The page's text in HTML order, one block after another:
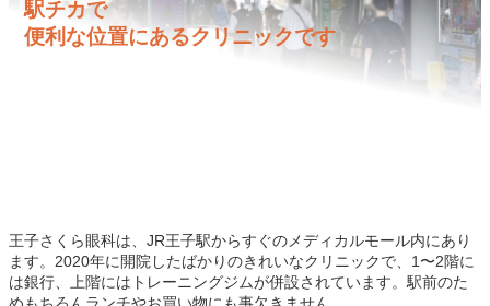
駅チカで
便利な位置にあるクリニックです
王子さくら眼科は、JR王子駅からすぐのメディカルモール内にあり
ます。2020年に開院したばかりのきれいなクリニックで、1〜2階に
は銀行、上階にはトレーニングジムが併設されています。駅前のた